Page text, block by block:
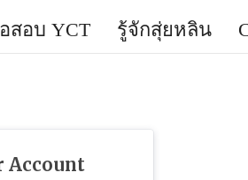
สอบ YCT รู้จักสุ่ยหลิน
Account